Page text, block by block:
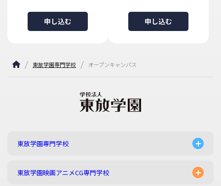
申し込む 申し込む
東放学園専門学校 オープンキャンパス
東放学園専門学校
東放学園映画アニメCG専門学校